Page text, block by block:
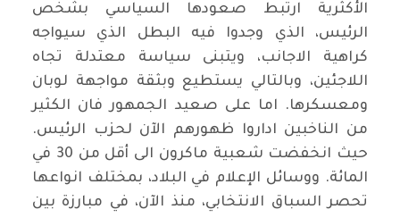
الأكثرية ارتبط صعودها السياسي بشخص
الرئيس، الذي وجدوا فيه البطل الذي سيواجه
كراهية الاجانب، ويتبنى سياسة معتدلة تجاه
اللاجئين، وبالتالي يستطيع وبثقة مواجهة لوبان
ومعسكرها. اما على صعيد الجمهور فان الكثير
من الناخبين اداروا ظهورهم الآن لحزب الرئيس.
حيث انخفضت شعبية ماكرون الى أقل من 30 في
المائة. ووسائل الإعلام في البلاد، بمختلف انواعها
تحصر السباق الانتخابي، منذ الآن، في مبارزة بين